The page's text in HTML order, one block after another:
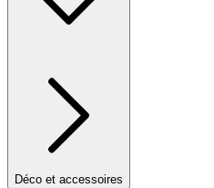
Déco et accessoires